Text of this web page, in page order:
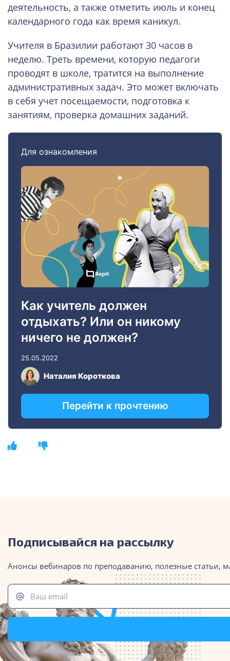
деятельность, а также отметить июль и конец
календарного года как время каникул.
Учителя в Бразилии работают 30 часов в
неделю. Треть времени, которую педагоги
проводят в школе, тратится на выполнение
административных задач. Это может включать
в себя учет посещаемости, подготовка к
занятиям, проверка домашних заданий.
Подписывайся на рассылку
Анонсы вебинаров по преподаванию, полезные статьи,
Ваш email